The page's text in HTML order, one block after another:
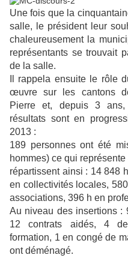
Une fois que la
salle, le président leur
chaleureusement la
représentants se trouvait
de la salle.
Il rappela ensuite le rôle
œuvre sur les cantons
Pierre et, depuis 3 ans,
résultats sont en
2013 :
189 personnes ont été
hommes) ce qui
répartissent ainsi : 14 848
en collectivités locales,
associations, 396 h en
Au niveau des insertions :
12 contrats aidés, 4
formation, 1 en congé de
ont déménagé.